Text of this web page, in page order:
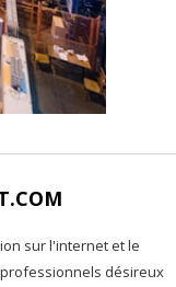
sur l'internet et le
désireux